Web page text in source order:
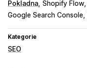
Pokladna Shopify Flow
Google Search Console
Kategorie
SEO